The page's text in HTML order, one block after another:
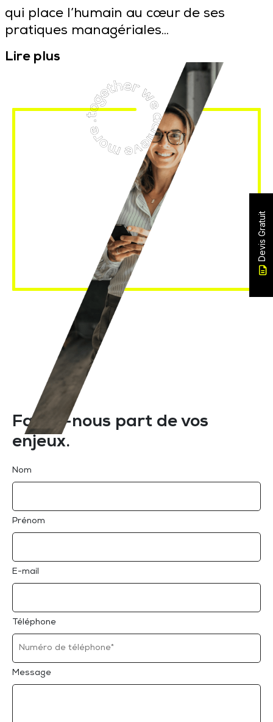
Devis Gratuit
qui place l’humain au cœur de ses
pratiques managériales...
Lire plus
Faites-nous part de vos
enjeux.
Nom
Prénom
E-mail
Téléphone
Message